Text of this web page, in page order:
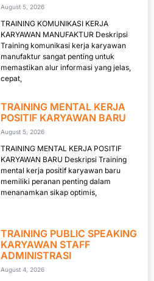
August 5, 2026
TRAINING KOMUNIKASI KERJA
KARYAWAN MANUFAKTUR Deskripsi
Training komunikasi kerja karyawan
manufaktur sangat penting untuk
memastikan alur informasi yang jelas,
cepat,
TRAINING MENTAL KERJA
POSITIF KARYAWAN BARU
August 5, 2026
TRAINING MENTAL KERJA POSITIF
KARYAWAN BARU Deskripsi Training
mental kerja positif karyawan baru
memiliki peranan penting dalam
menanamkan sikap optimis,
TRAINING PUBLIC SPEAKING
KARYAWAN STAFF
ADMINISTRASI
August 4, 2026